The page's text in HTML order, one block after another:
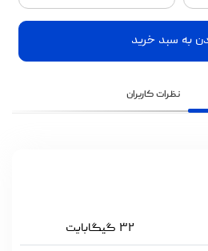
به سبد خرید
نظرات کاربران
۳۲ گیگابایت